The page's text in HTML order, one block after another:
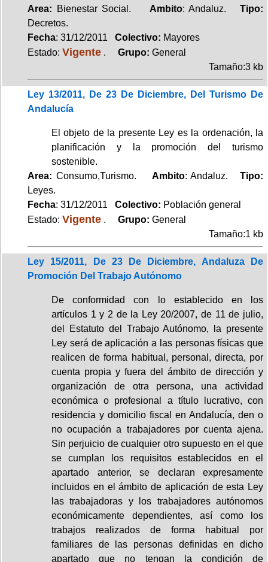
Area: Bienestar Social. Ambito: Andaluz.Tipo:
Decretos.
Fecha: 31/12/2011 Colectivo: Mayores
Estado: Vigente . Grupo: General
Tamaño:3 kb
Ley 13/2011, De 23 De Diciembre, Del Turismo De
Andalucía
El objeto de la presente Ley es la ordenación, la
planificación y la promoción del turismo
sostenible.
Area: Consumo,Turismo. Ambito: Andaluz.Tipo:
Leyes.
Fecha: 31/12/2011 Colectivo: Población general
Estado: Vigente . Grupo: General
Tamaño:1 kb
Ley 15/2011, De 23 De Diciembre, Andaluza De
Promoción Del Trabajo Autónomo
De conformidad con lo establecido en los
artículos 1 y 2 de la Ley 20/2007, de 11 de julio,
del Estatuto del Trabajo Autónomo, la presente
Ley será de aplicación a las personas físicas que
realicen de forma habitual, personal, directa, por
cuenta propia y fuera del ámbito de dirección y
organización de otra persona, una actividad
económica o profesional a título lucrativo, con
residencia y domicilio fiscal en Andalucía, den o
no ocupación a trabajadores por cuenta ajena.
Sin perjuicio de cualquier otro supuesto en el que
se cumplan los requisitos establecidos en el
apartado anterior, se declaran expresamente
incluidos en el ámbito de aplicación de esta Ley
las trabajadoras y los trabajadores autónomos
económicamente dependientes, así como los
trabajos realizados de forma habitual por
familiares de las personas definidas en dicho
apartado que no tengan la condición de